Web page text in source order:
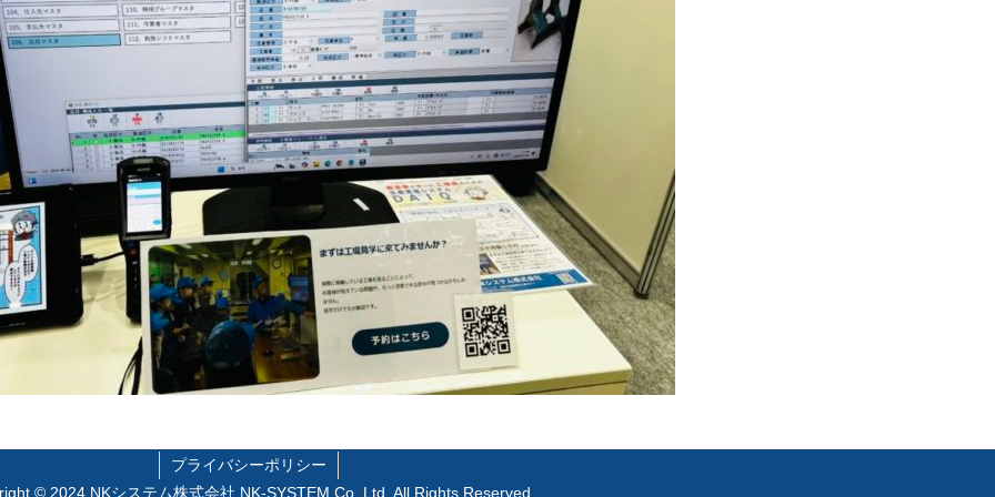
プライバシーポリシー
© 2024 NKシステム株式会社 NK-SYSTEM Co.,Ltd, All Rights Reserved.